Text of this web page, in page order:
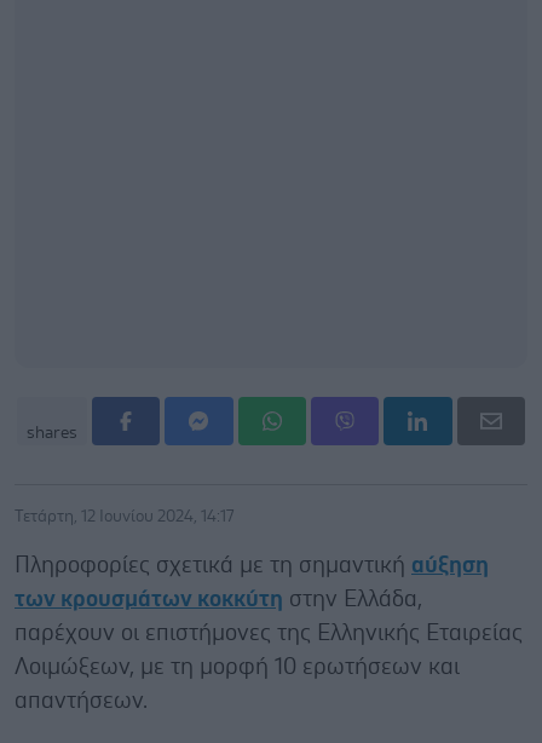
shares
Τετάρτη, 12 Ιουνίου 2024, 14:17
Πληροφορίες σχετικά με τη σημαντική αύξηση
των κρουσμάτων κοκκύτη στην Ελλάδα,
παρέχουν οι επιστήμονες της Ελληνικής Εταιρείας
Λοιμώξεων, με τη μορφή 10 ερωτήσεων και
απαντήσεων.